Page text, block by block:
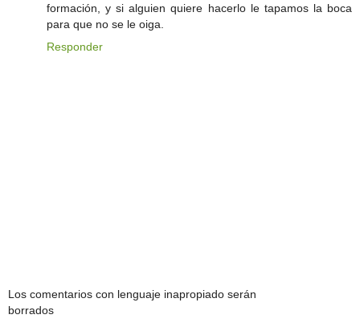
formación, y si alguien quiere hacerlo le tapamos la boca
para que no se le oiga.
Responder
Los comentarios con lenguaje inapropiado serán
borrados